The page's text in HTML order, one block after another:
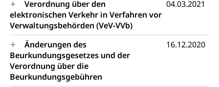
Verordnung über den
elektronischen Verkehr in Verfahren vor
Verwaltungsbehörden (VeV-VVb)
04.03.2021
Änderungen des
Beurkundungsgesetzes und der
Verordnung über die
Beurkundungsgebühren
16.12.2020
Vormundschaftsbehörde, Kindesschutz,
Jugendschutz
Kindes- und Erwachsenenschutz KESB
Kindes- und Erwachsenenschutzbehörden im
Kanton Luzern
Umwelt und Bauen
Abfall